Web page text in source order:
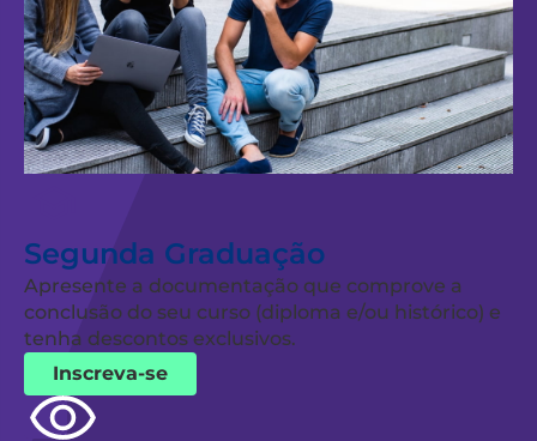
Segunda Graduação
Apresente a documentação que comprove a
conclusão do seu curso (diploma e/ou histórico) e
tenha descontos exclusivos.
Inscreva-se